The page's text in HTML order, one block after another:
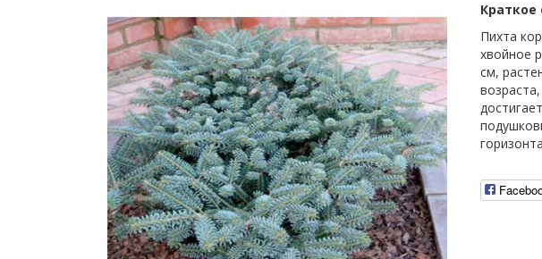
Краткое
Пихта
хвойное
см,